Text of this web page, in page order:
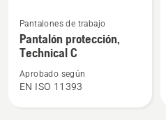
más
detalles
Pantalón
Pantalones de trabajo
Pantalón protección,
Technical C
Aprobado según
EN ISO 11393